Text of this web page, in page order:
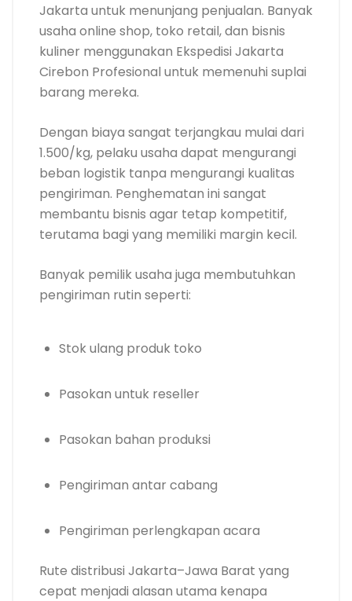
Jakarta untuk menunjang penjualan. Banyak
usaha online shop, toko retail, dan bisnis
kuliner menggunakan Ekspedisi Jakarta
Cirebon Profesional untuk memenuhi suplai
barang mereka.
Dengan biaya sangat terjangkau mulai dari
1.500/kg, pelaku usaha dapat mengurangi
beban logistik tanpa mengurangi kualitas
pengiriman. Penghematan ini sangat
membantu bisnis agar tetap kompetitif,
terutama bagi yang memiliki margin kecil.
Banyak pemilik usaha juga membutuhkan
pengiriman rutin seperti:
Stok ulang produk toko
Pasokan untuk reseller
Pasokan bahan produksi
Pengiriman antar cabang
Pengiriman perlengkapan acara
Rute distribusi Jakarta–Jawa Barat yang
cepat menjadi alasan utama kenapa